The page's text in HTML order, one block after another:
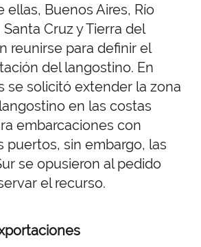
ellas, Buenos Aires, Río
Cruz y Tierra del
reunirse para definir el
del langostino. En
se solicitó extender la zona
en las costas
embarcaciones con
puertos, sin embargo, las
se opusieron al pedido
el recurso.